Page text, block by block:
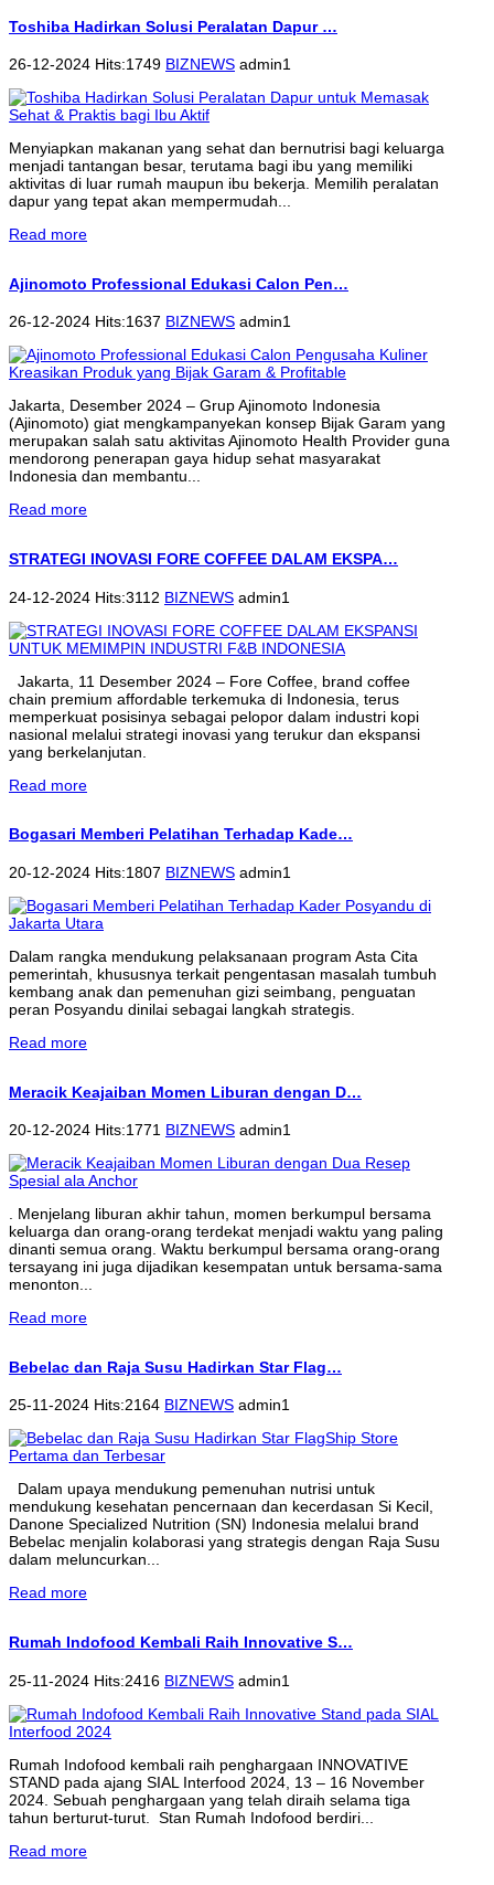
Toshiba Hadirkan Solusi Peralatan Dapur …
26-12-2024 Hits:1749 BIZNEWS admin1
Menyiapkan makanan yang sehat dan bernutrisi bagi keluarga
menjadi tantangan besar, terutama bagi ibu yang memiliki
aktivitas di luar rumah maupun ibu bekerja. Memilih peralatan
dapur yang tepat akan mempermudah...
Read more
Ajinomoto Professional Edukasi Calon Pen…
26-12-2024 Hits:1637 BIZNEWS admin1
Jakarta, Desember 2024 – Grup Ajinomoto Indonesia
(Ajinomoto) giat mengkampanyekan konsep Bijak Garam yang
merupakan salah satu aktivitas Ajinomoto Health Provider guna
mendorong penerapan gaya hidup sehat masyarakat
Indonesia dan membantu...
Read more
STRATEGI INOVASI FORE COFFEE DALAM EKSPA…
24-12-2024 Hits:3112 BIZNEWS admin1
Jakarta, 11 Desember 2024 – Fore Coffee, brand coffee
chain premium affordable terkemuka di Indonesia, terus
memperkuat posisinya sebagai pelopor dalam industri kopi
nasional melalui strategi inovasi yang terukur dan ekspansi
yang berkelanjutan.
Read more
Bogasari Memberi Pelatihan Terhadap Kade…
20-12-2024 Hits:1807 BIZNEWS admin1
Dalam rangka mendukung pelaksanaan program Asta Cita
pemerintah, khususnya terkait pengentasan masalah tumbuh
kembang anak dan pemenuhan gizi seimbang, penguatan
peran Posyandu dinilai sebagai langkah strategis.
Read more
Meracik Keajaiban Momen Liburan dengan D…
20-12-2024 Hits:1771 BIZNEWS admin1
. Menjelang liburan akhir tahun, momen berkumpul bersama
keluarga dan orang-orang terdekat menjadi waktu yang paling
dinanti semua orang. Waktu berkumpul bersama orang-orang
tersayang ini juga dijadikan kesempatan untuk bersama-sama
menonton...
Read more
Bebelac dan Raja Susu Hadirkan Star Flag…
25-11-2024 Hits:2164 BIZNEWS admin1
Dalam upaya mendukung pemenuhan nutrisi untuk
mendukung kesehatan pencernaan dan kecerdasan Si Kecil,
Danone Specialized Nutrition (SN) Indonesia melalui brand
Bebelac menjalin kolaborasi yang strategis dengan Raja Susu
dalam meluncurkan...
Read more
Rumah Indofood Kembali Raih Innovative S…
25-11-2024 Hits:2416 BIZNEWS admin1
Rumah Indofood kembali raih penghargaan INNOVATIVE
STAND pada ajang SIAL Interfood 2024, 13 – 16 November
2024. Sebuah penghargaan yang telah diraih selama tiga
tahun berturut-turut. Stan Rumah Indofood berdiri...
Read more